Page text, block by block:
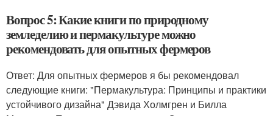
Вопрос 5: Какие книги по природному
земледелию и пермакультуре можно
рекомендовать для опытных фермеров
Ответ: Для опытных фермеров я бы рекомендовал
следующие книги: "Пермакультура: Принципы и практики
устойчивого дизайна" Дэвида Холмгрен и Билла